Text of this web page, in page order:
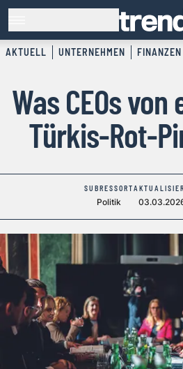
AKTUELL UNTERNEHMEN FINANZEN
Was CEOs
Türkis-Rot-
SUBRESSORT
Politik